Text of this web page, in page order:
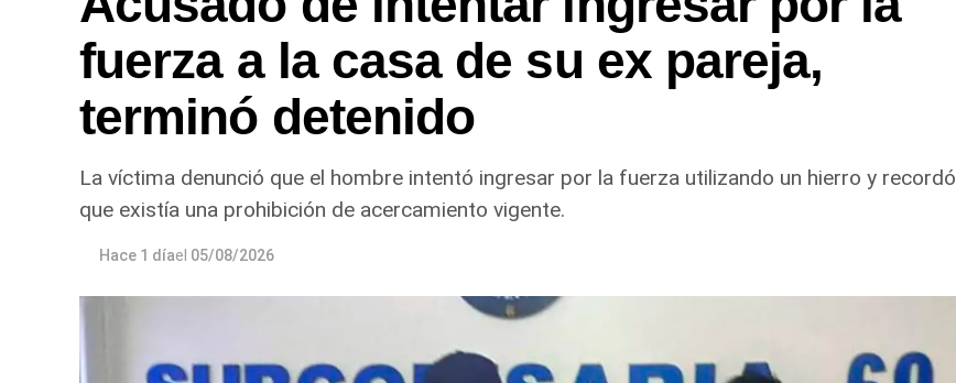
fuerza a la casa de su ex pareja,
terminó detenido
La víctima denunció que el hombre intentó ingresar por la fuerza utilizando un hierro y recordó
que existía una prohibición de acercamiento vigente.
Hace 1 díael 05/08/2026